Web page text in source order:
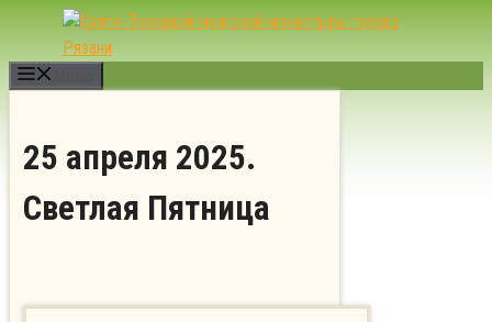
Перейти
содержимому
25 апреля 2025.
Светлая Пятница